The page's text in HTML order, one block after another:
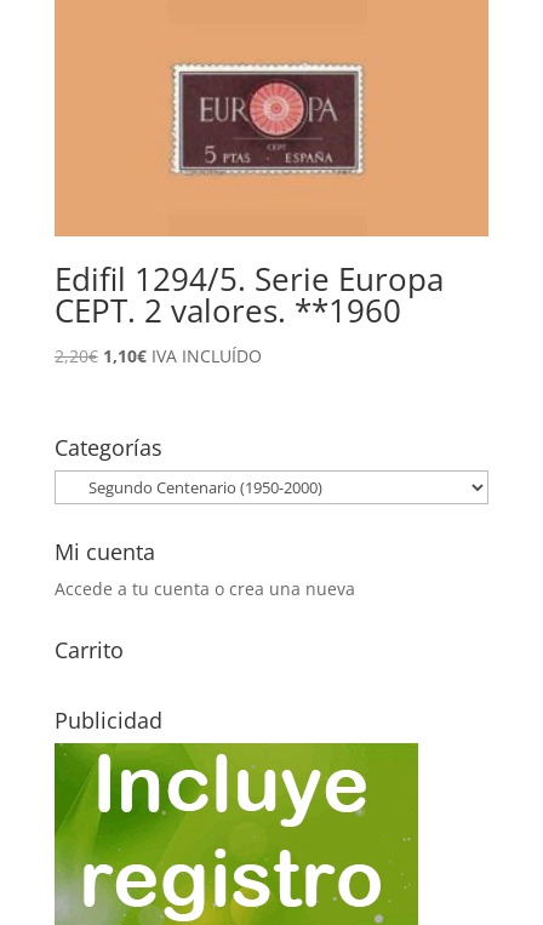
Edifil 1294/5. Serie Europa
CEPT. 2 valores. **1960
2,20€ El
era:
2,20€.
1,10€El
es:
1,10€.
IVA INCLUÍDO
Categorías
Mi cuenta
Accede a tu cuenta o crea una nueva
Carrito
Publicidad